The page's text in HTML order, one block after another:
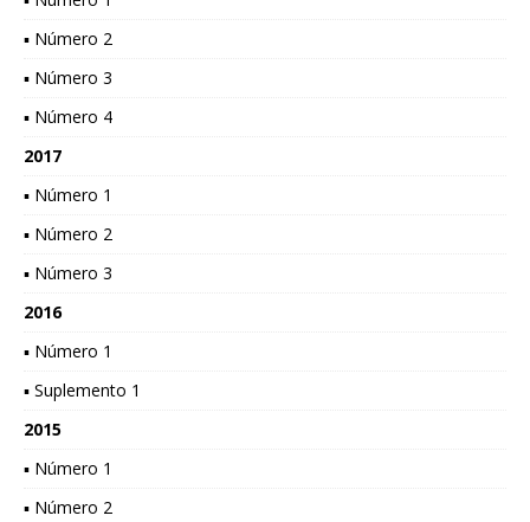
▪ Número 2
▪ Número 3
▪ Número 4
2017
▪ Número 1
▪ Número 2
▪ Número 3
2016
▪ Número 1
▪ Suplemento 1
2015
▪ Número 1
▪ Número 2